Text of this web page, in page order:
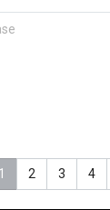
1 2 3 4